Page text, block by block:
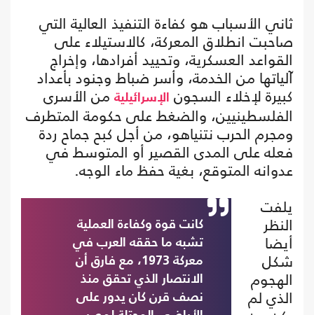
ثاني الأسباب هو كفاءة التنفيذ العالية التي
صاحبت انطلاق المعركة، كالاستيلاء على
القواعد العسكرية، وتحييد أفرادها، وإخراج
آلياتها من الخدمة، وأسر ضباط وجنود بأعداد
كبيرة لإخلاء السجون الإسرائيلية من الأسرى
الفلسطينيين، والضغط على حكومة المتطرف
ومجرم الحرب نتنياهو، من أجل كبح جماح ردة
فعله على المدى القصير أو المتوسط في
عدوانه المتوقع، بغية حفظ ماء الوجه.
كانت قوة وكفاءة العملية
تشبه ما حققه العرب في
معركة 1973، مع فارق أن
الانتصار الذي تحقق منذ
نصف قرن كان يدور على
يلفت
النظر
أيضا
شكل
الهجوم
الذي لم